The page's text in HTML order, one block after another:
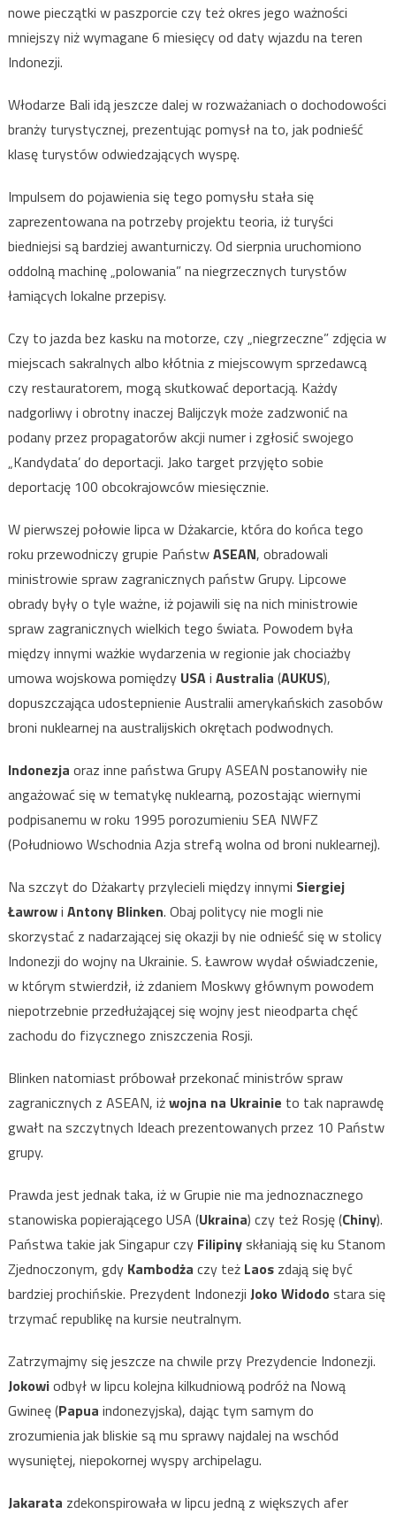
nowe pieczątki w paszporcie czy też okres jego ważności
mniejszy niż wymagane 6 miesięcy od daty wjazdu na teren
Indonezji.
Włodarze Bali idą jeszcze dalej w rozważaniach o dochodowości
branży turystycznej, prezentując pomysł na to, jak podnieść
klasę turystów odwiedzających wyspę.
Impulsem do pojawienia się tego pomysłu stała się
zaprezentowana na potrzeby projektu teoria, iż turyści
biedniejsi są bardziej awanturniczy. Od sierpnia uruchomiono
oddolną machinę „polowania” na niegrzecznych turystów
łamiących lokalne przepisy.
Czy to jazda bez kasku na motorze, czy „niegrzeczne” zdjęcia w
miejscach sakralnych albo kłótnia z miejscowym sprzedawcą
czy restauratorem, mogą skutkować deportacją. Każdy
nadgorliwy i obrotny inaczej Balijczyk może zadzwonić na
podany przez propagatorów akcji numer i zgłosić swojego
„Kandydata’ do deportacji. Jako target przyjęto sobie
deportację 100 obcokrajowców miesięcznie.
W pierwszej połowie lipca w Dżakarcie, która do końca tego
roku przewodniczy grupie PaństwASEAN, obradowali
ministrowie spraw zagranicznych państw Grupy. Lipcowe
obrady były o tyle ważne, iż pojawili się na nich ministrowie
spraw zagranicznych wielkich tego świata. Powodem była
między innymi ważkie wydarzenia w regionie jak chociażby
umowa wojskowa pomiędzy USAi Australia (AUKUS),
dopuszczająca udostepnienie Australii amerykańskich zasobów
broni nuklearnej na australijskich okrętach podwodnych.
Indonezja oraz inne państwa Grupy ASEAN postanowiły nie
angażować się w tematykę nuklearną, pozostając wiernymi
podpisanemu w roku 1995 porozumieniu SEA NWFZ
(Południowo Wschodnia Azja strefą wolna od broni nuklearnej).
Na szczyt do Dżakarty przylecieli między innymi Siergiej
Ławrowi Antony Blinken. Obaj politycy nie mogli nie
skorzystać z nadarzającej się okazji by nie odnieść się w stolicy
Indonezji do wojny na Ukrainie. S. Ławrow wydał oświadczenie,
w którym stwierdził, iż zdaniem Moskwy głównym powodem
niepotrzebnie przedłużającej się wojny jest nieodparta chęć
zachodu do fizycznego zniszczenia Rosji.
Blinken natomiast próbował przekonać ministrów spraw
zagranicznych z ASEAN, iżwojna na Ukrainie to tak naprawdę
gwałt na szczytnych Ideach prezentowanych przez 10 Państw
grupy.
Prawda jest jednak taka, iż w Grupie nie ma jednoznacznego
stanowiska popierającego USA (Ukraina) czy też Rosję (Chiny).
Państwa takie jak Singapur czy Filipinyskłaniają się ku Stanom
Zjednoczonym, gdy Kambodża czy też Laoszdają się być
bardziej prochińskie. Prezydent Indonezji Joko Widodo stara się
trzymać republikę na kursie neutralnym.
Zatrzymajmy się jeszcze na chwile przy Prezydencie Indonezji.
Jokowiodbył w lipcu kolejna kilkudniową podróż na Nową
Gwineę (Papua indonezyjska), dając tym samym do
zrozumienia jak bliskie są mu sprawy najdalej na wschód
wysuniętej, niepokornej wyspy archipelagu.
Jakarata zdekonspirowała w lipcu jedną z większych afer